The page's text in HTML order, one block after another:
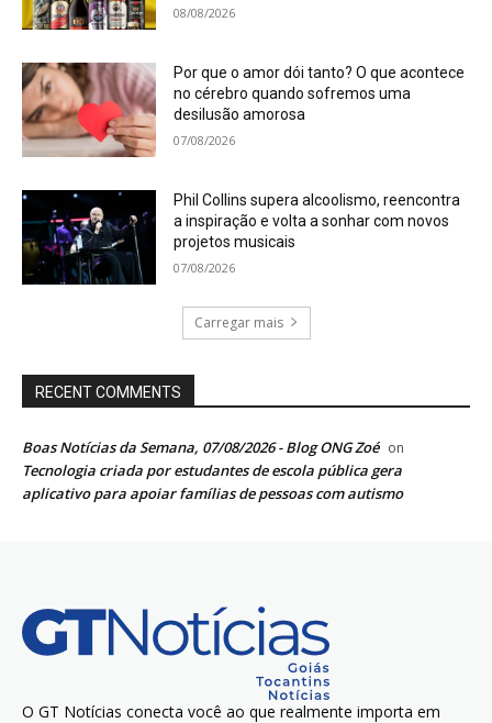
08/08/2026
Por que o amor dói tanto? O que acontece
no cérebro quando sofremos uma
desilusão amorosa
07/08/2026
Phil Collins supera alcoolismo, reencontra
a inspiração e volta a sonhar com novos
projetos musicais
07/08/2026
Carregar mais
RECENT COMMENTS
Boas Notícias da Semana, 07/08/2026 - Blog ONG Zoé on
Tecnologia criada por estudantes de escola pública gera
aplicativo para apoiar famílias de pessoas com autismo
O GT Notícias conecta você ao que realmente importa em